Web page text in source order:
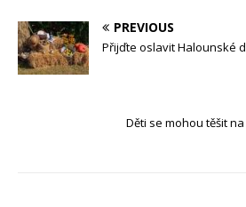
PREVIOUS
Přijďte oslavit Halounské
Děti se mohou těšit